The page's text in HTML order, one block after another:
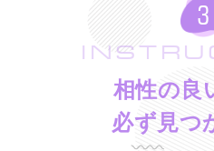
相性の良
必ず見つ